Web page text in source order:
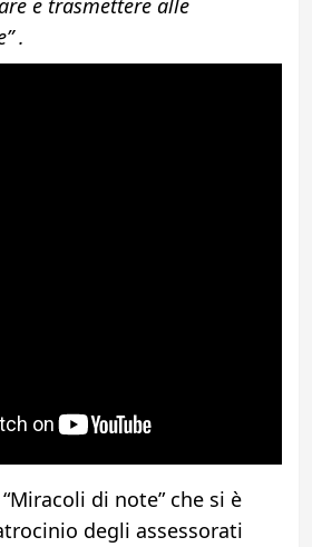
e trasmettere alle
.
di note” che si è
degli assessorati